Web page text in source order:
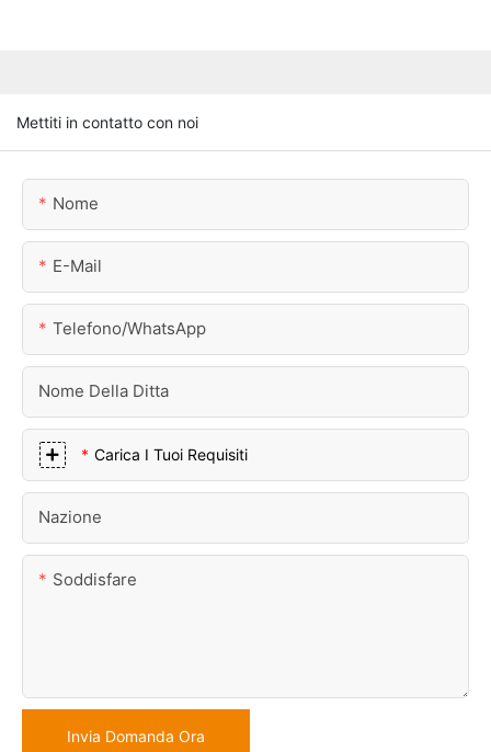
Mettiti in contatto con noi
Nome
E-Mail
Telefono/WhatsApp
Nome Della Ditta
Carica I Tuoi Requisiti
Nazione
Soddisfare
Invia Domanda Ora